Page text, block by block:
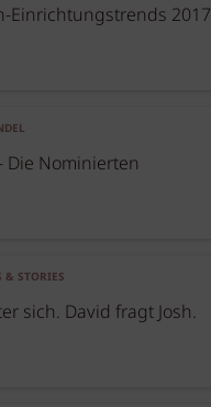
Einrichtungstrends 2017
Die Nominierten
& STORIES
sich. David fragt Josh.